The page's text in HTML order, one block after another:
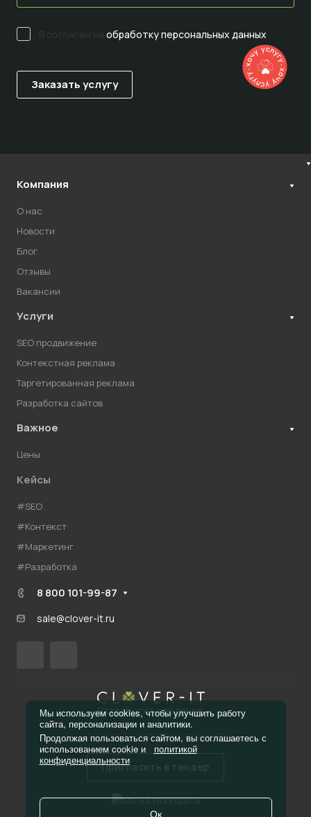
Я согласен на обработку персональных данных
Компания
О нас
Новости
Блог
Отзывы
Вакансии
Услуги
SEO продвижение
Контекстная реклама
Таргетированная реклама
Разработка сайтов
Важное
Цены
Кейсы
#SEO
#Контекст
#Маркетинг
#Разработка
8 800 101-99-87
sale@clover-it.ru
Пригласить в тендер
Политика конфиденциальности
Разработка и ведение
Мы используем cookies, чтобы улучшить работу
сайта, персонализации и аналитики.
Продолжая пользоваться сайтом, вы соглашаетесь с
использованием cookie и
политикой
конфиденциальности
Ок